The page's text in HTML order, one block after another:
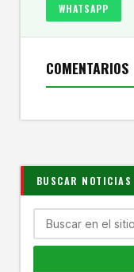
WHATSAPP
COMENTARIOS
BUSCAR NOTICIAS